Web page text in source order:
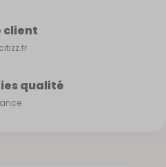
client
qualité